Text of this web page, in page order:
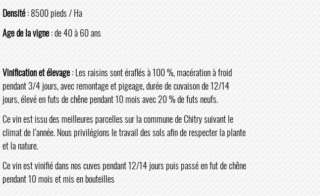
Densité: 8500 pieds / Ha
Age de la vigne: de 40 à 60 ans
Vinification et élevage: Les raisins sont éraflés à 100 %, macération à froid
pendant 3/4 jours, avec remontage et pigeage, durée de cuvaison de 12/14
jours, élevé en futs de chêne pendant 10 mois avec 20 % de futs neufs.
Ce vin est issu des meilleures parcelles sur la commune de Chitry suivant le
climat de l’année. Nous privilégions le travail des sols afin de respecter la plante
et la nature.
Ce vin est vinifié dans nos cuves pendant 12/14 jours puis passé en fut de chêne
pendant 10 mois et mis en bouteilles